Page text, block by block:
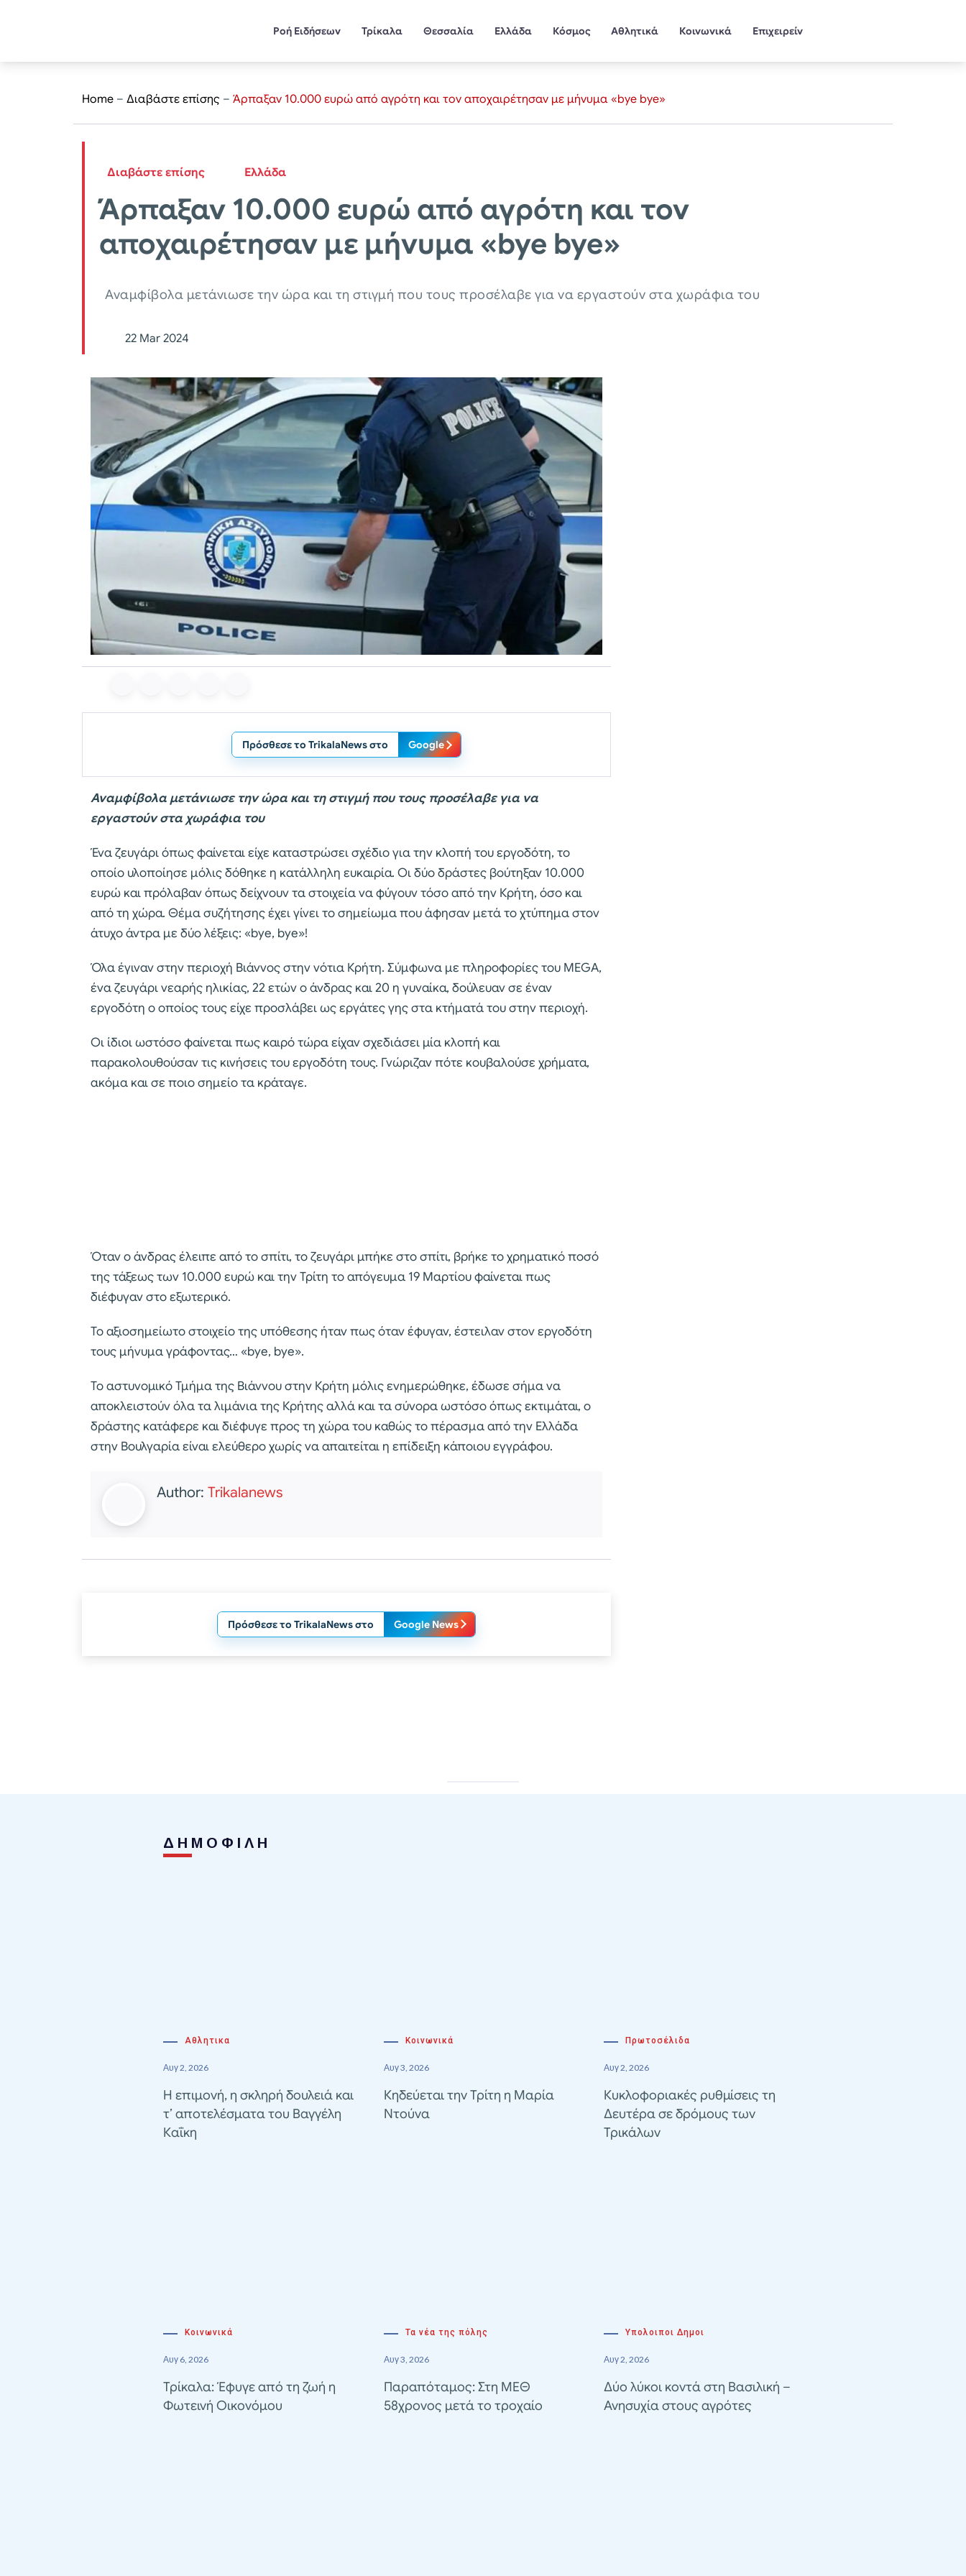
Ροή Ειδήσεων Τρίκαλα Θεσσαλία Ελλάδα Κόσμος Αθλητικά Κοινωνικά Επιχειρείν
Home – Διαβάστε επίσης – Άρπαξαν 10.000 ευρώ από αγρότη και τον αποχαιρέτησαν με μήνυμα «bye bye»
Διαβάστε επίσης Ελλάδα
Άρπαξαν 10.000 ευρώ από αγρότη και τον
αποχαιρέτησαν με μήνυμα «bye bye»
Αναμφίβολα μετάνιωσε την ώρα και τη στιγμή που τους προσέλαβε για να εργαστούν στα χωράφια του
22 Mar 2024
Πρόσθεσε το TrikalaNews στο Google
Αναμφίβολα μετάνιωσε την ώρα και τη στιγμή που τους προσέλαβε για να
εργαστούν στα χωράφια του
Ένα ζευγάρι όπως φαίνεται είχε καταστρώσει σχέδιο για την κλοπή του εργοδότη, το
οποίο υλοποίησε μόλις δόθηκε η κατάλληλη ευκαιρία. Οι δύο δράστες βούτηξαν 10.000
ευρώ και πρόλαβαν όπως δείχνουν τα στοιχεία να φύγουν τόσο από την Κρήτη, όσο και
από τη χώρα. Θέμα συζήτησης έχει γίνει το σημείωμα που άφησαν μετά το χτύπημα στον
άτυχο άντρα με δύο λέξεις: «bye, bye»!
Όλα έγιναν στην περιοχή Βιάννος στην νότια Κρήτη. Σύμφωνα με πληροφορίες του MEGA,
ένα ζευγάρι νεαρής ηλικίας, 22 ετών ο άνδρας και 20 η γυναίκα, δούλευαν σε έναν
εργοδότη ο οποίος τους είχε προσλάβει ως εργάτες γης στα κτήματά του στην περιοχή.
Οι ίδιοι ωστόσο φαίνεται πως καιρό τώρα είχαν σχεδιάσει μία κλοπή και
παρακολουθούσαν τις κινήσεις του εργοδότη τους. Γνώριζαν πότε κουβαλούσε χρήματα,
ακόμα και σε ποιο σημείο τα κράταγε.
Όταν ο άνδρας έλειπε από το σπίτι, το ζευγάρι μπήκε στο σπίτι, βρήκε το χρηματικό ποσό
της τάξεως των 10.000 ευρώ και την Τρίτη το απόγευμα 19 Μαρτίου φαίνεται πως
διέφυγαν στο εξωτερικό.
Το αξιοσημείωτο στοιχείο της υπόθεσης ήταν πως όταν έφυγαν, έστειλαν στον εργοδότη
τους μήνυμα γράφοντας… «bye, bye».
Το αστυνομικό Τμήμα της Βιάννου στην Κρήτη μόλις ενημερώθηκε, έδωσε σήμα να
αποκλειστούν όλα τα λιμάνια της Κρήτης αλλά και τα σύνορα ωστόσο όπως εκτιμάται, ο
δράστης κατάφερε και διέφυγε προς τη χώρα του καθώς το πέρασμα από την Ελλάδα
στην Βουλγαρία είναι ελεύθερο χωρίς να απαιτείται η επίδειξη κάποιου εγγράφου.
Author: Trikalanews
Πρόσθεσε το TrikalaNews στο Google News
ΔΗΜΟΦΙΛΗ
Αθλητικα
Αυγ 2, 2026
Η επιμονή, η σκληρή δουλειά και
τ’ αποτελέσματα του Βαγγέλη
Καΐκη
Κοινωνικά
Αυγ 3, 2026
Κηδεύεται την Τρίτη η Μαρία
Ντούνα
Πρωτοσέλιδα
Αυγ 2, 2026
Κυκλοφοριακές ρυθμίσεις τη
Δευτέρα σε δρόμους των
Τρικάλων
Κοινωνικά
Αυγ 6, 2026
Τρίκαλα: Έφυγε από τη ζωή η
Φωτεινή Οικονόμου
Τα νέα της πόλης
Αυγ 3, 2026
Παραπόταμος: Στη ΜΕΘ
58χρονος μετά το τροχαίο
Υπολοιποι Δημοι
Αυγ 2, 2026
Δύο λύκοι κοντά στη Βασιλική –
Ανησυχία στους αγρότες